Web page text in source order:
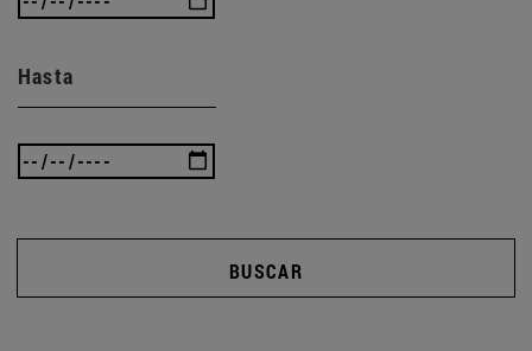
Hasta
BUSCAR